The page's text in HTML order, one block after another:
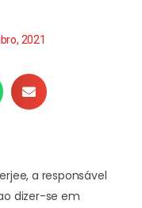
2021
a responsável
dizer-se em